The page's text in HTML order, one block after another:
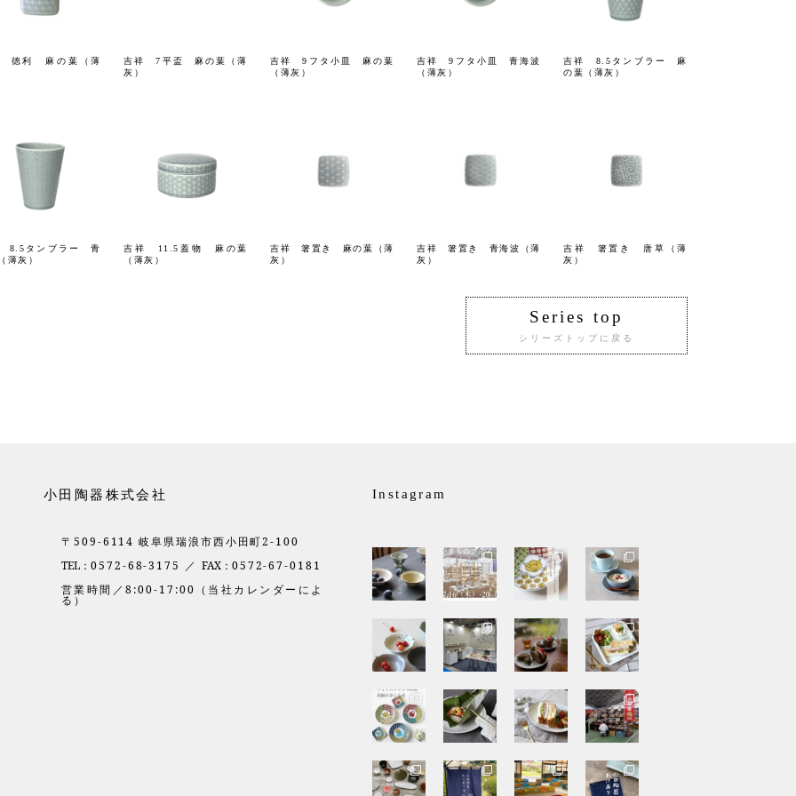
徳利 麻の葉（薄
吉祥 7平盃 麻の葉（薄
灰）
吉祥 9フタ小皿 麻の葉
（薄灰）
吉祥 9フタ小皿 青海波
（薄灰）
吉祥 8.5タンブラー 麻
の葉（薄灰）
8.5タンブラー 青
薄灰）
吉祥 11.5蓋物 麻の葉
（薄灰）
吉祥 箸置き 麻の葉（薄
灰）
吉祥 箸置き 青海波（薄
灰）
吉祥 箸置き 唐草（薄
灰）
Series top
シリーズトップに戻る
小田陶器株式会社
〒509-6114 岐阜県瑞浪市西小田町2-100
TEL： 0572-68-3175 ／ FAX： 0572-67-0181
営業時間／8:00-17:00（当社カレンダーによ
る）
Instagram